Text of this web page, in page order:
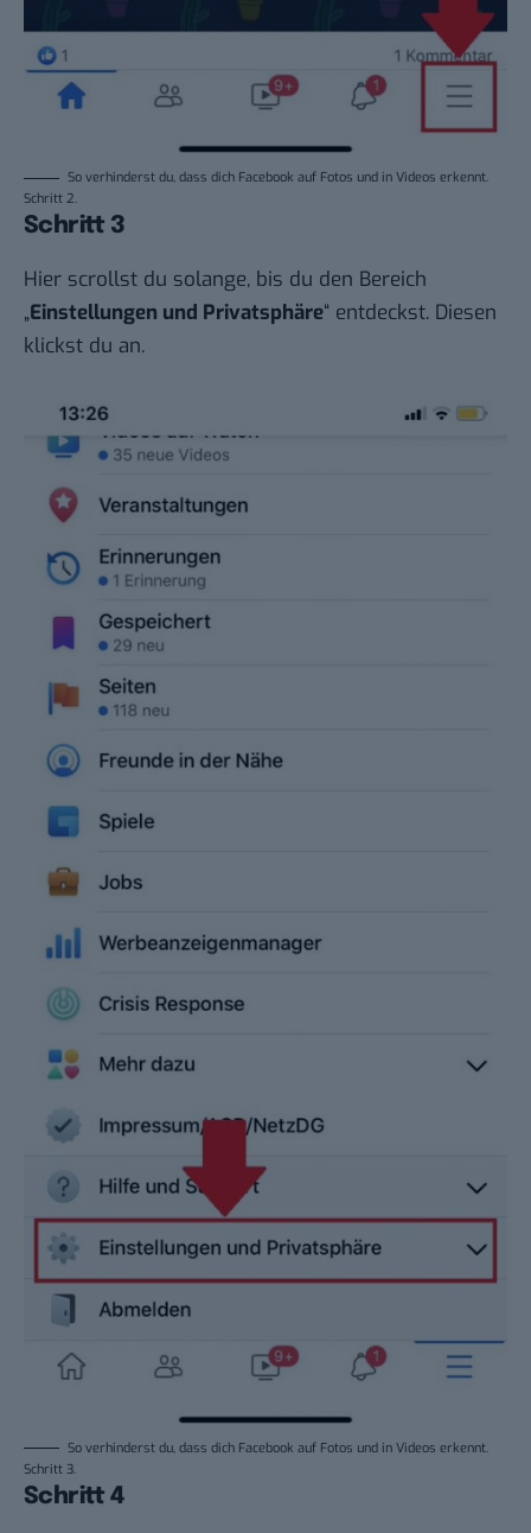
So verhinderst du, dass dich Facebook auf Fotos und in Videos erkennt.
Schritt 2.
Schritt 3
Hier scrollst du solange, bis du den Bereich
„Einstellungen und Privatsphäre“ entdeckst. Diesen
klickst du an.
So verhinderst du, dass dich Facebook auf Fotos und in Videos erkennt.
Schritt 3.
Schritt 4